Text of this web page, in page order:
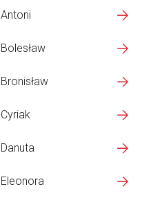
Antoni
Bolesław
Bronisław
Cyriak
Danuta
Eleonora